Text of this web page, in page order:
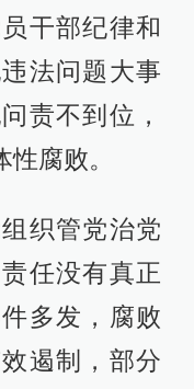
干部纪律和
法问题大事
责不到位，
腐败。
织管党治党
任没有真正
多发，腐败
遏制，部分